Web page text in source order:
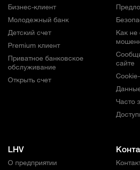
Бизнес-клиент
Молодежный банк
Детский счет
Premium клиент
Приватное банковское
обслуживание
Открыть счет
Как не
сайте
Часто
LHV
О предприятии